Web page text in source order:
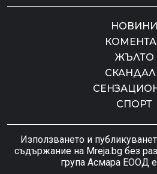
НОВИНИ
ЖЪЛТО
СПОРТ
Използването и
съдържание на Mreja.bg без
група Асмара ЕООД